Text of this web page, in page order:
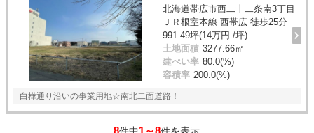
北海道帯広市西二十二条南3丁目
ＪＲ根室本線 西帯広 徒歩25分
991.49坪(14万円 /坪)
土地面積 3277.66㎡
建ぺい率 80.0(%)
容積率 200.0(%)
白樺通り沿いの事業用地☆南北二面道路！
8件中1～8件を表示